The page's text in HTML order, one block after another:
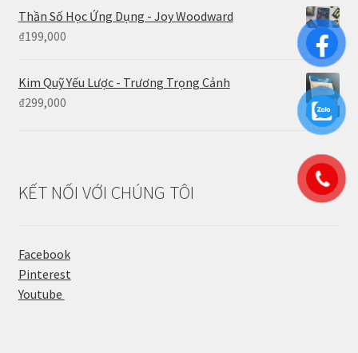
Thần Số Học Ứng Dụng - Joy Woodward
₫199,000
Kim Quỹ Yếu Lược - Trương Trọng Cảnh
₫299,000
KẾT NỐI VỚI CHÚNG TÔI
Facebook
Pinterest
Youtube